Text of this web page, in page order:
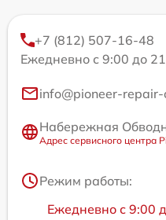
+7 (812) 507-16-48
Ежедневно с 9:00 до
info@pioneer-repair-
Набережная
Адрес сервисного центра
Режим работы:
Ежедневно с 9:00